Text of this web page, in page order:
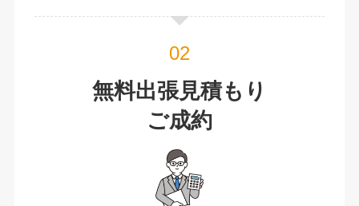
無料出張見積もり
ご成約